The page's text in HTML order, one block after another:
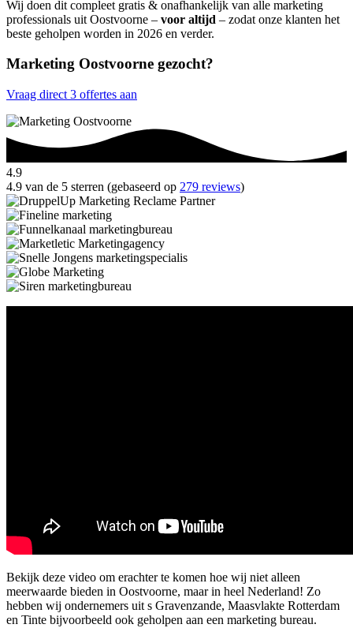
Wij doen dit compleet gratis & onafhankelijk van alle marketing
professionals uit Oostvoorne – voor altijd – zodat onze klanten het
beste geholpen worden in 2026 en verder.
Marketing Oostvoorne gezocht?
Vraag direct 3 offertes aan
4.9
4.9 van de 5 sterren (gebaseerd op 279 reviews)
Bekijk deze video om erachter te komen hoe wij niet alleen
meerwaarde bieden in Oostvoorne, maar in heel Nederland! Zo
hebben wij ondernemers uit s Gravenzande, Maasvlakte Rotterdam
en Tinte bijvoorbeeld ook geholpen aan een marketing bureau.